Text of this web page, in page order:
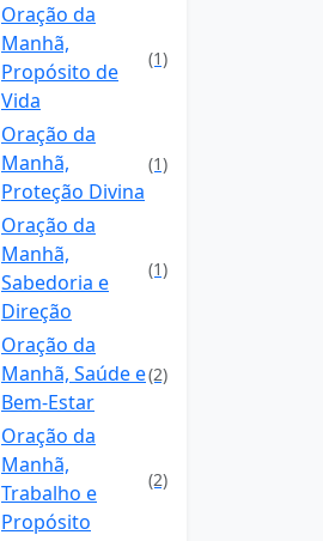
Oração da
Manhã,
Propósito de
Vida
(1)
Oração da
Manhã,
Proteção Divina
(1)
Oração da
Manhã,
Sabedoria e
Direção
(1)
Oração da
Manhã, Saúde e
Bem-Estar
(2)
Oração da
Manhã,
Trabalho e
Propósito
(2)